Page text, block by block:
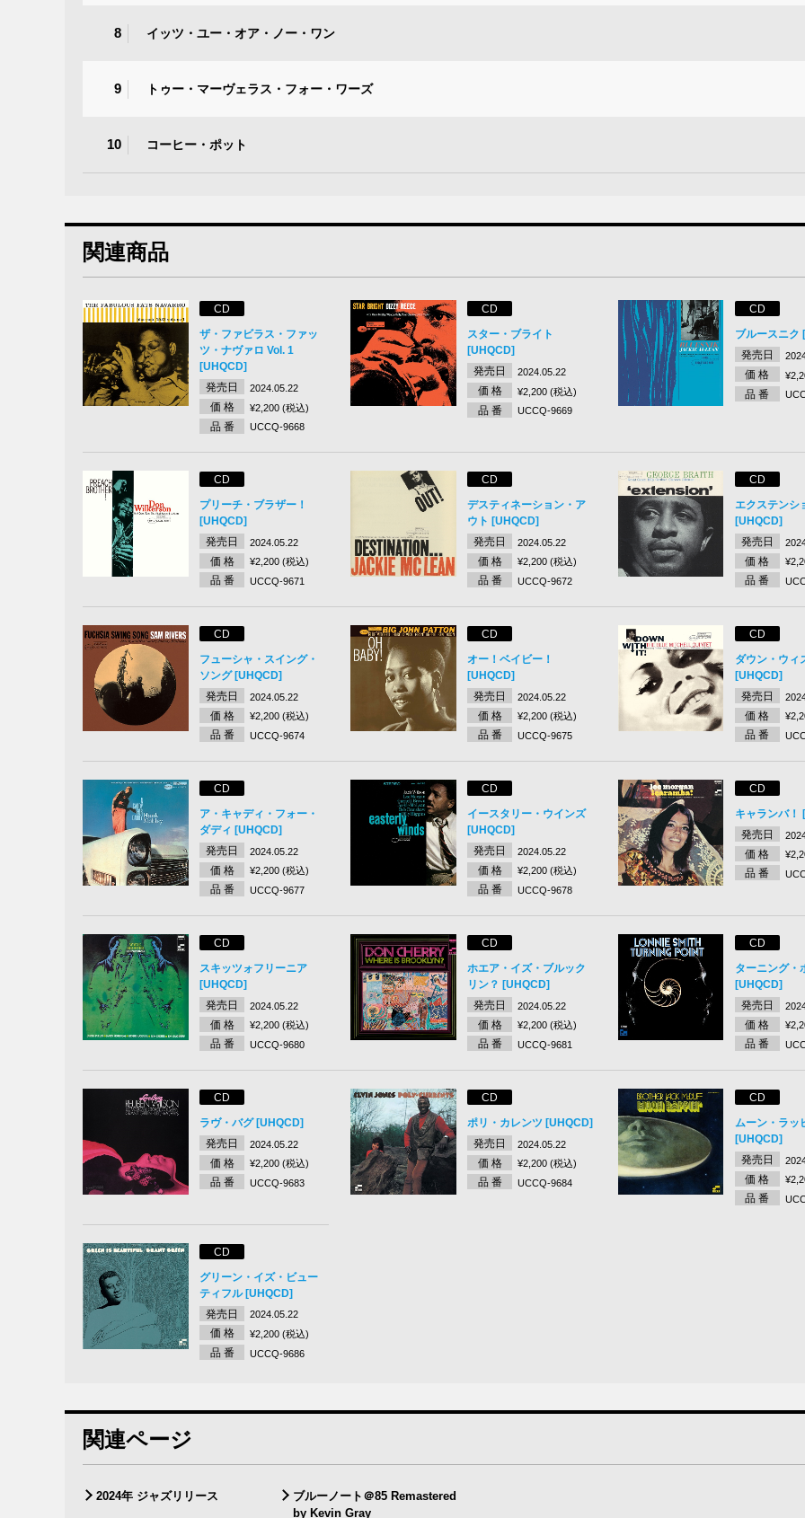
8 イッツ・ユー・オア・ノー・ワン
9 トゥー・マーヴェラス・フォー・ワーズ
10 コーヒー・ポット
関連商品
CD
ザ・ファビラス・ファッ
ツ・ナヴァロ Vol. 1
[UHQCD]
発売日
2024.05.22
価 格 ¥2,200 (税込)
品 番 UCCQ-9668
CD
スター・ブライト
[UHQCD]
発売日
2024.05.22
価 格 ¥2,200 (税込)
品 番 UCCQ-9669
CD
ブルースニク
発売日
価 格
品 番
CD
プリーチ・ブラザー！
[UHQCD]
発売日
2024.05.22
価 格 ¥2,200 (税込)
品 番 UCCQ-9671
CD
デスティネーション・ア
ウト [UHQCD]
発売日
2024.05.22
価 格 ¥2,200 (税込)
品 番 UCCQ-9672
CD
エクステンシ
[UHQCD]
発売日
価 格
品 番
CD
フューシャ・スイング・
ソング [UHQCD]
発売日
2024.05.22
価 格 ¥2,200 (税込)
品 番 UCCQ-9674
CD
オー！ベイビー！
[UHQCD]
発売日
2024.05.22
価 格 ¥2,200 (税込)
品 番 UCCQ-9675
CD
ダウン・ウィ
[UHQCD]
発売日
価 格
品 番
CD
ア・キャディ・フォー・
ダディ [UHQCD]
発売日
2024.05.22
価 格 ¥2,200 (税込)
品 番 UCCQ-9677
CD
イースタリー・ウインズ
[UHQCD]
発売日
2024.05.22
価 格 ¥2,200 (税込)
品 番 UCCQ-9678
CD
キャランバ！
発売日
価 格
品 番
CD
スキッツォフリーニア
[UHQCD]
発売日
2024.05.22
価 格 ¥2,200 (税込)
品 番 UCCQ-9680
CD
ホエア・イズ・ブルック
リン？ [UHQCD]
発売日
2024.05.22
価 格 ¥2,200 (税込)
品 番 UCCQ-9681
CD
ターニング・
[UHQCD]
発売日
価 格
品 番
CD
ラヴ・バグ [UHQCD]
発売日
2024.05.22
価 格 ¥2,200 (税込)
品 番 UCCQ-9683
CD
ポリ・カレンツ [UHQCD]
発売日
2024.05.22
価 格 ¥2,200 (税込)
品 番 UCCQ-9684
CD
ムーン・ラッ
[UHQCD]
発売日
価 格
品 番
CD
グリーン・イズ・ビュー
ティフル [UHQCD]
発売日
2024.05.22
価 格 ¥2,200 (税込)
品 番 UCCQ-9686
関連ページ
2024年 ジャズリリース
ブルーノート＠85 Remastered
by Kevin Gray